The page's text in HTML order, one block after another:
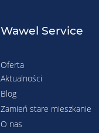
Wawel Service
Oferta
Aktualności
Blog
Zamień stare mieszkanie
O nas